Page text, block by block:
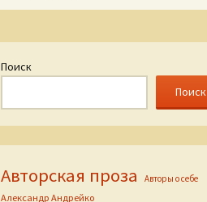
Поиск
Поиск
Авторская проза Авторы о себе
Александр Андрейко